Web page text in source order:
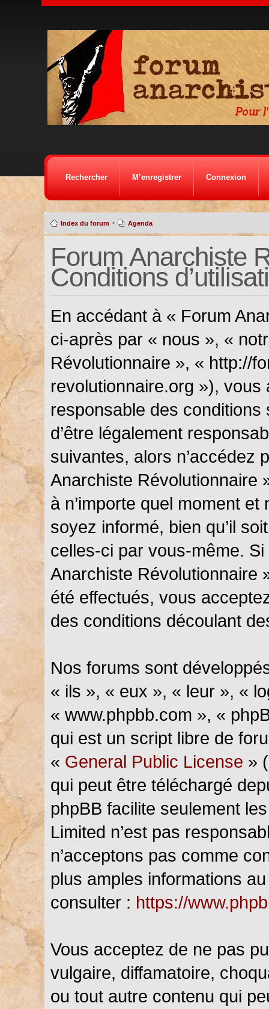
Rechercher M’enregistrer Connexion
Index du forum • Agenda
Forum Anarchiste
Conditions
En accédant à « Forum
ci-après par « nous », «
Révolutionnaire », « http://
revolutionnaire.org »), vous
responsable des conditions
d’être légalement
suivantes, alors n’accédez
Anarchiste Révolutionnaire
à n’importe quel moment
soyez informé, bien qu’il
celles-ci par vous-même.
Anarchiste Révolutionnaire
été effectués, vous
des conditions découlant
Nos forums sont
« ils », « eux », « leur », «
« www.phpbb.com », «
qui est un script libre de
« General Public License »
qui peut être téléchargé
phpBB facilite seulement
Limited n’est pas
n’acceptons pas comme
plus amples informations
consulter : https://
Vous acceptez de ne pas
vulgaire, diffamatoire,
ou tout autre contenu qui